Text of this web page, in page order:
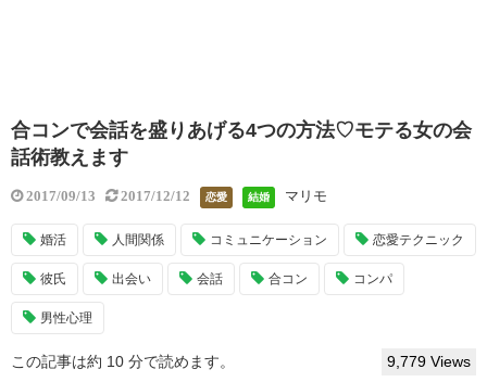
合コンで会話を盛りあげる4つの方法♡モテる女の会
話術教えます
2017/09/13 2017/12/12 恋愛 結婚 マリモ
婚活 人間関係 コミュニケーション 恋愛テクニック
彼氏 出会い 会話 合コン コンパ
男性心理
この記事は約 10 分で読めます。 9,779 Views